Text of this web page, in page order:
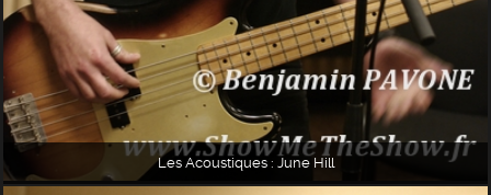
Les Acoustiques : June Hill